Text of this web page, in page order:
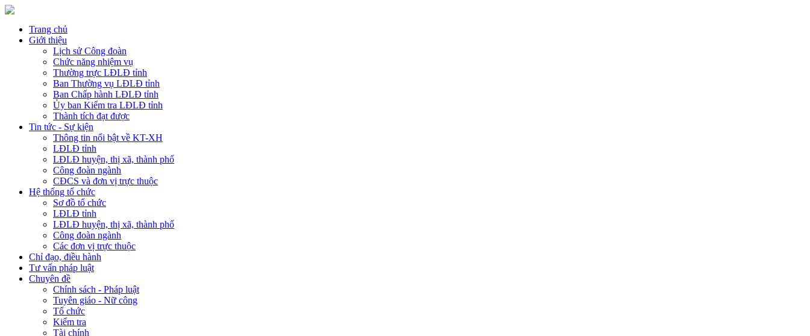
Trang chủ
Giới thiệu
Lịch sử Công đoàn
Chức năng nhiệm vụ
Thường trực LĐLĐ tỉnh
Ban Thường vụ LĐLĐ tỉnh
Ban Chấp hành LĐLĐ tỉnh
Ủy ban Kiểm tra LĐLĐ tỉnh
Thành tích đạt được
Tin tức - Sự kiện
Thông tin nổi bật về KT-XH
LĐLĐ tỉnh
LĐLĐ huyện, thị xã, thành phố
Công đoàn ngành
CĐCS và đơn vị trực thuộc
Hệ thống tổ chức
Sơ đồ tổ chức
LĐLĐ tỉnh
LĐLĐ huyện, thị xã, thành phố
Công đoàn ngành
Các đơn vị trực thuộc
Chỉ đạo, điều hành
Tư vấn pháp luật
Chuyên đề
Chính sách - Pháp luật
Tuyên giáo - Nữ công
Tổ chức
Kiểm tra
Tài chính